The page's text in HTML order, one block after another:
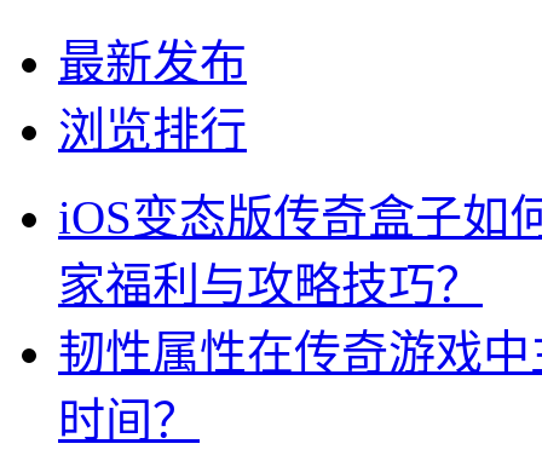
最新发布
浏览排行
iOS变态版传奇盒子如
家福利与攻略技巧？
韧性属性在传奇游戏
时间？